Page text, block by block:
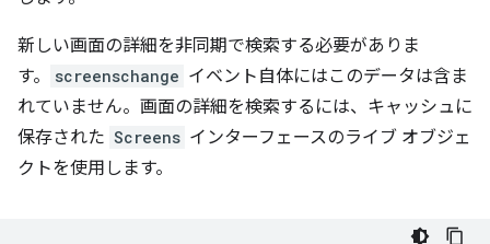
新しい画面の詳細を非同期で検索する必要がありま
す。
screenschange イベント自体にはこのデータは含ま
れていません。画面の詳細を検索するには、キャッシュに
保存された Screens インターフェースのライブ オブジェ
クトを使用します。